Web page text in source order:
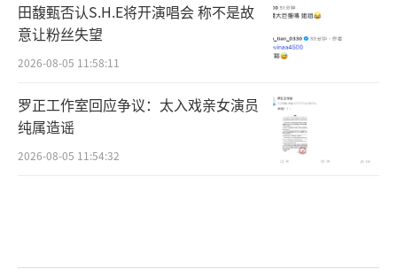
田馥甄否认S.H.E将开演唱会 称不是故
意让粉丝失望
2026-08-05 11:58:11
罗正工作室回应争议：太入戏亲女演员
纯属造谣
2026-08-05 11:54:32